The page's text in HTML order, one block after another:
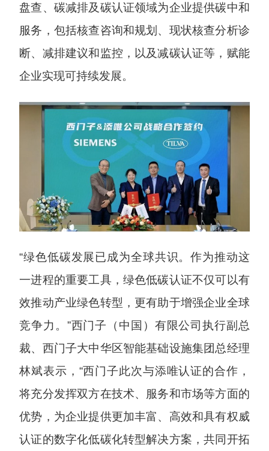
盘查、碳减排及碳认证领域为企业提供碳中和
服务，包括核查咨询和规划、现状核查分析诊
断、减排建议和监控，以及减碳认证等，赋能
企业实现可持续发展。
“绿色低碳发展已成为全球共识。作为推动这
一进程的重要工具，绿色低碳认证不仅可以有
效推动产业绿色转型，更有助于增强企业全球
竞争力。”西门子（中国）有限公司执行副总
裁、西门子大中华区智能基础设施集团总经理
林斌表示，“西门子此次与添唯认证的合作，
将充分发挥双方在技术、服务和市场等方面的
优势，为企业提供更加丰富、高效和具有权威
认证的数字化低碳化转型解决方案，共同开拓